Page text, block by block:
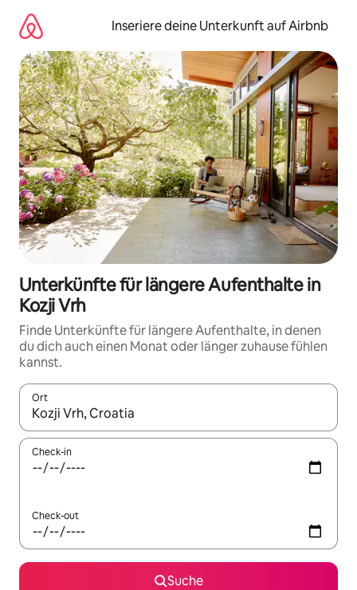
Inhalten
springen
Inseriere deine Unterkunft auf Airbnb
Unterkünfte für längere Aufenthalte in
Kozji Vrh
Finde Unterkünfte für längere Aufenthalte, in denen
du dich auch einen Monat oder länger zuhause fühlen
kannst.
Ort
Wenn Ergebnisse verfügbar sind, navigiere mit den
Check-in
Check-out
Suche